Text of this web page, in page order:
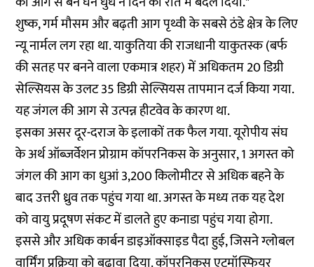
शुष्क, गर्म मौसम और बढ़ती आग पृथ्वी के सबसे ठंडे क्षेत्र के लिए
न्यू नार्मल लग रहा था. याकुतिया की राजधानी याकुतस्क (बर्फ
की सतह पर बनने वाला एकमात्र शहर) में अधिकतम 20 डिग्री
सेल्सियस के उलट 35 डिग्री सेल्सियस तापमान दर्ज किया गया.
यह जंगल की आग से उत्पन्न हीटवेव के कारण था.
इसका असर दूर-दराज के इलाकों तक फैल गया. यूरोपीय संघ
के अर्थ ऑब्जर्वेशन प्रोग्राम कॉपरनिकस के अनुसार, 1 अगस्त को
जंगल की आग का धुआं 3,200 किलोमीटर से अधिक बहने के
बाद उत्तरी ध्रुव तक पहुंच गया था. अगस्त के मध्य तक यह देश
को वायु प्रदूषण संकट में डालते हुए कनाडा पहुंच गया होगा.
इससे और अधिक कार्बन डाइऑक्साइड पैदा हुई, जिसने ग्लोबल